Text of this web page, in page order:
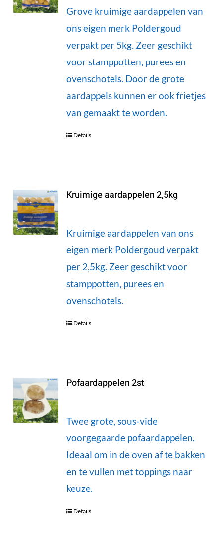
Grove kruimige aardappelen van
ons eigen merk Poldergoud
verpakt per 5kg. Zeer geschikt
voor stamppotten, purees en
ovenschotels. Door de grote
aardappels kunnen er ook frietjes
van gemaakt te worden.
Details
Kruimige aardappelen 2,5kg
Kruimige aardappelen van ons
eigen merk Poldergoud verpakt
per 2,5kg. Zeer geschikt voor
stamppotten, purees en
ovenschotels.
Details
Pofaardappelen 2st
Twee grote, sous-vide
voorgegaarde pofaardappelen.
Ideaal om in de oven af te bakken
en te vullen met toppings naar
keuze.
Details